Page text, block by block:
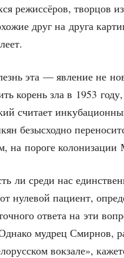
режис­сё­ров, твор­цов
друг на дру­га
эта — явле­ние не
корень зла в 1953
счи­та­ет
безыс­ход­но
на поро­ге коло­ни­за­ции
ли сре­ди нас
нуле­вой паци­ент,
отве­та на эти
муд­рец Смир­нов,
вок­за­ле»,